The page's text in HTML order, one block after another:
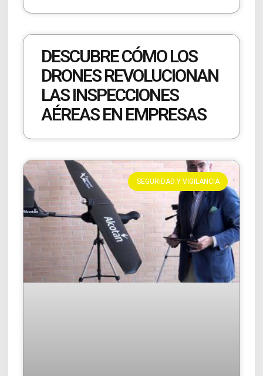
DESCUBRE CÓMO LOS
DRONES REVOLUCIONAN
LAS INSPECCIONES
AÉREAS EN EMPRESAS
SEGURIDAD Y VIGILANCIA